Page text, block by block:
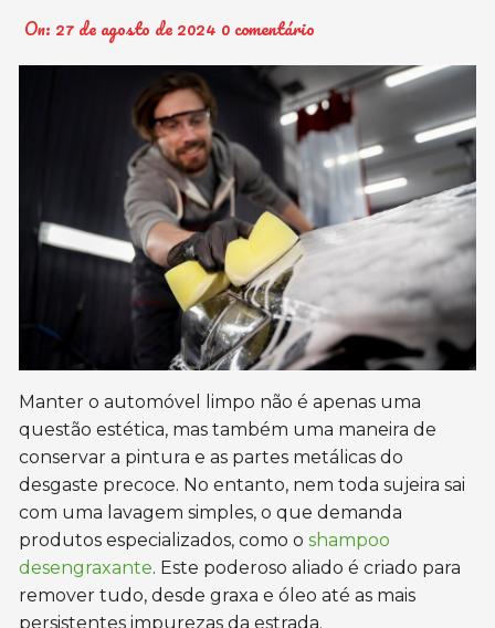
On: 27 de agosto de 2024 0 comentário
Manter o automóvel limpo não é apenas uma
questão estética, mas também uma maneira de
conservar a pintura e as partes metálicas do
desgaste precoce. No entanto, nem toda sujeira sai
com uma lavagem simples, o que demanda
produtos especializados, como oshampoo
desengraxante. Este poderoso aliado é criado para
remover tudo, desde graxa e óleo até as mais
persistentes impurezas da estrada.